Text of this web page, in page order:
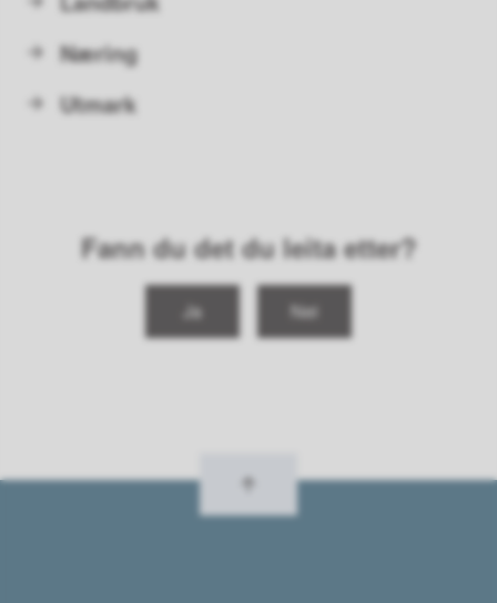
Næring
Utmark
Fann du det du leita etter?
Ja Nei